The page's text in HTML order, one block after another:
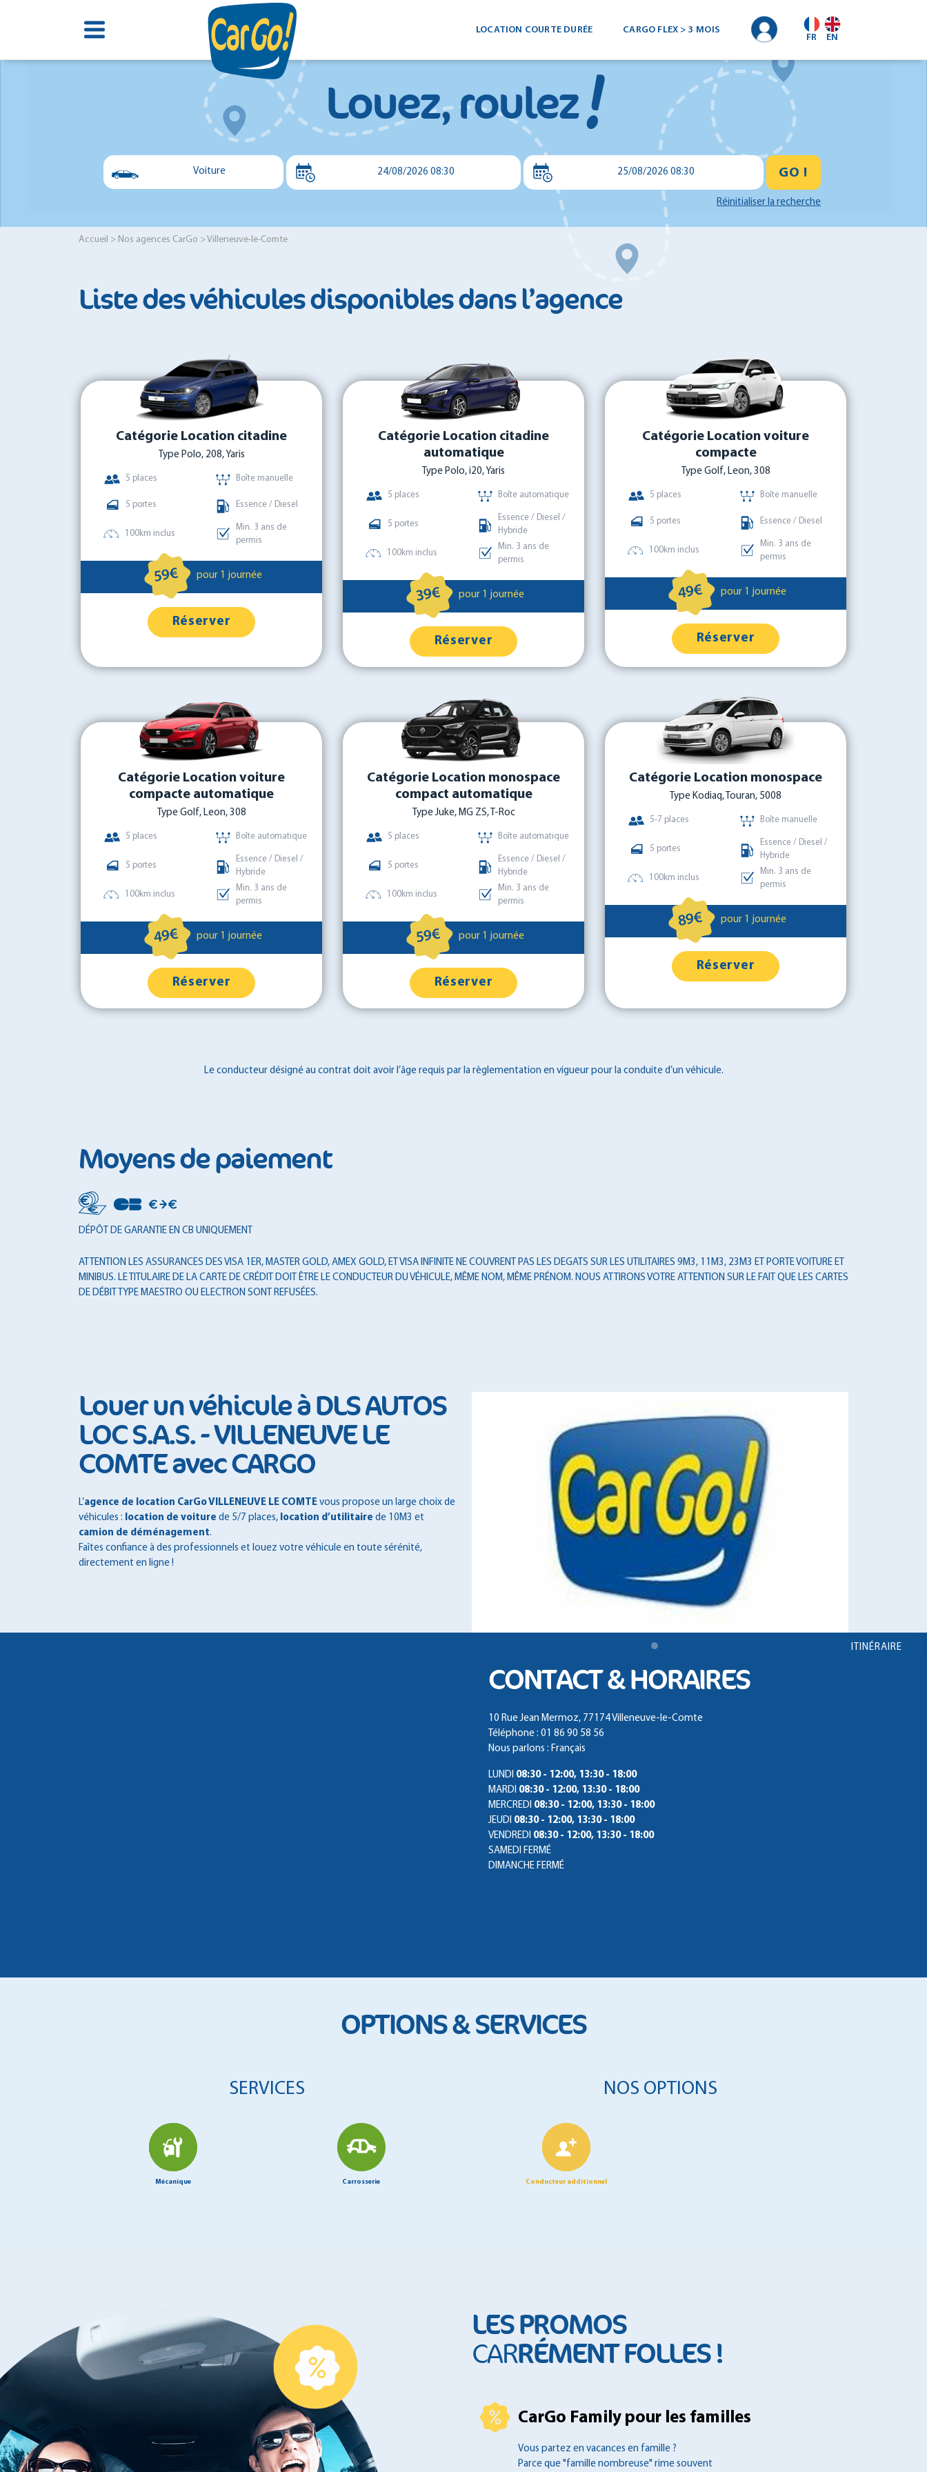
LOCATION COURTE DURÉE CARGO FLEX > 3 MOIS
FR EN
Louez, roulez!
Voiture 24/08/2026 08:30 25/08/2026 08:30 GO !
Réinitialiser la recherche
Accueil > Nos agences CarGo > Villeneuve-le-Comte
Liste des véhicules disponibles dans l’agence
Catégorie Location citadine
Type Polo, 208, Yaris
5 places Boîte manuelle
5 portes Essence / Diesel
100km inclus
Min. 3 ans de
permis
59€ pour 1 journée
Réserver
Catégorie Location citadine
automatique
Type Polo, i20, Yaris
5 places Boîte automatique
5 portes
Essence / Diesel /
Hybride
100km inclus
Min. 3 ans de
permis
39€ pour 1 journée
Réserver
Catégorie Location voiture
compacte
Type Golf, Leon, 308
5 places Boîte manuelle
5 portes Essence / Diesel
100km inclus
Min. 3 ans de
permis
49€ pour 1 journée
Réserver
Catégorie Location voiture
compacte automatique
Type Golf, Leon, 308
5 places Boîte automatique
5 portes
Essence / Diesel /
Hybride
100km inclus
Min. 3 ans de
permis
49€ pour 1 journée
Réserver
Catégorie Location monospace
compact automatique
Type Juke, MG ZS, T-Roc
5 places Boîte automatique
5 portes
Essence / Diesel /
Hybride
100km inclus
Min. 3 ans de
permis
59€ pour 1 journée
Réserver
Catégorie Location monospace
Type Kodiaq, Touran, 5008
5-7 places Boîte manuelle
5 portes
Essence / Diesel /
Hybride
100km inclus
Min. 3 ans de
permis
89€ pour 1 journée
Réserver
Le conducteur désigné au contrat doit avoir l’âge requis par la règlementation en vigueur pour la conduite d’un véhicule.
Moyens de paiement
DÉPÔT DE GARANTIE EN CB UNIQUEMENT
ATTENTION LES ASSURANCES DES VISA 1ER, MASTER GOLD, AMEX GOLD, ET VISA INFINITE NE COUVRENT PAS LES DEGATS SUR LES UTILITAIRES 9M3, 11M3, 23M3 ET PORTE VOITURE ET
MINIBUS. LE TITULAIRE DE LA CARTE DE CRÉDIT DOIT ÊTRE LE CONDUCTEUR DU VÉHICULE, MÊME NOM, MÊME PRÉNOM. NOUS ATTIRONS VOTRE ATTENTION SUR LE FAIT QUE LES CARTES
DE DÉBIT TYPE MAESTRO OU ELECTRON SONT REFUSÉES.
Louer un véhicule à DLS AUTOS
LOC S.A.S. - VILLENEUVE LE
COMTE avec CARGO
L’agence de location CarGo VILLENEUVE LE COMTE vous propose un large choix de
véhicules : location de voiture de 5/7 places, location d’utilitaire de 10M3 et
camion de déménagement.
Faîtes confiance à des professionnels et louez votre véhicule en toute sérénité,
directement en ligne !
ITINÉRAIRE
CONTACT & HORAIRES
10 Rue Jean Mermoz, 77174 Villeneuve-le-Comte
Téléphone : 01 86 90 58 56
Nous parlons : Français
LUNDI 08:30 - 12:00, 13:30 - 18:00
MARDI 08:30 - 12:00, 13:30 - 18:00
MERCREDI 08:30 - 12:00, 13:30 - 18:00
JEUDI 08:30 - 12:00, 13:30 - 18:00
VENDREDI 08:30 - 12:00, 13:30 - 18:00
SAMEDI FERMÉ
DIMANCHE FERMÉ
OPTIONS & SERVICES
SERVICES
Mécanique Carrosserie
NOS OPTIONS
Conducteur additionnel
LES PROMOS
CARRÉMENT FOLLES !
CarGo Family pour les familles
Vous partez en vacances en famille ?
Parce que "famille nombreuse" rime souvent